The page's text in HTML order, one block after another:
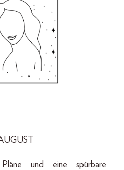
und eine spürbare